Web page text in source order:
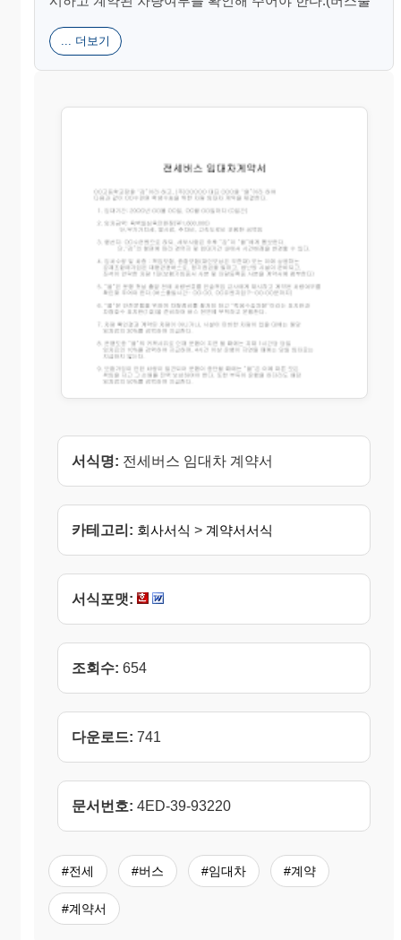
... 더보기
서식명: 전세버스 임대차 계약서
카테고리: 회사서식 > 계약서서식
서식포맷:
조회수: 654
다운로드: 741
문서번호: 4ED-39-93220
#전세 #버스 #임대차 #계약
#계약서